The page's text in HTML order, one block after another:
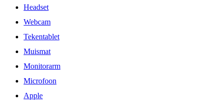
Headset
Webcam
Tekentablet
Muismat
Monitorarm
Microfoon
Apple